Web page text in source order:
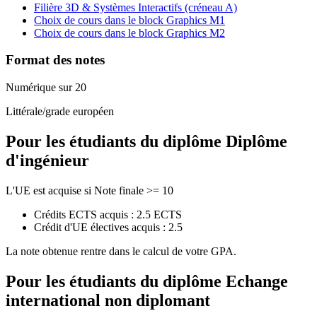
Filière 3D & Systèmes Interactifs (créneau A)
Choix de cours dans le block Graphics M1
Choix de cours dans le block Graphics M2
Format des notes
Numérique sur 20
Littérale/grade européen
Pour les étudiants du diplôme Diplôme
d'ingénieur
L'UE est acquise si Note finale >= 10
Crédits ECTS acquis : 2.5 ECTS
Crédit d'UE électives acquis : 2.5
La note obtenue rentre dans le calcul de votre GPA.
Pour les étudiants du diplôme Echange
international non diplomant